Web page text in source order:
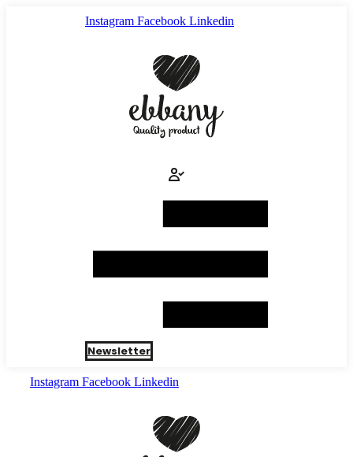
Instagram Facebook Linkedin
Newsletter
Instagram Facebook Linkedin